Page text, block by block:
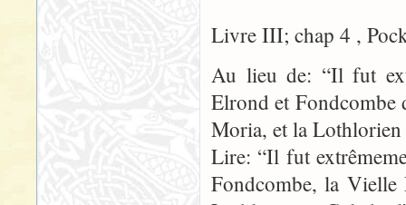
Livre III; chap 4 ,
Au lieu de: “Il fut
Elrond et Fondcombe
Moria, et la
Lire: “Il fut
Fondcombe, la